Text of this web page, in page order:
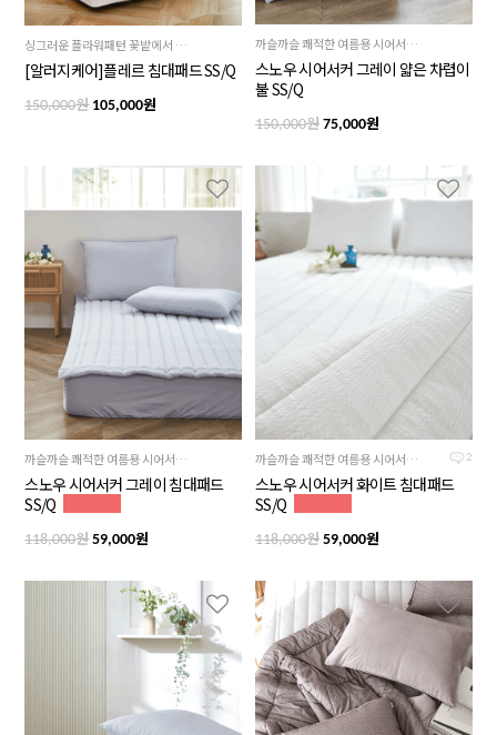
싱그러운 플라워패턴 꽃밭에서 숙면하세요!
[알러지케어]플레르 침대패드 SS/Q
150,000원105,000원
까슬까슬 쾌적한 여름용 시어서커원단, 차분하고 시크한 그레이컬러
스노우 시어서커 그레이 얇은 차렵이
불 SS/Q
150,000원 75,000원
까슬까슬 쾌적한 여름용 시어서커원단, 차분하고 시크한 그레이컬러
스노우 시어서커 그레이 침대패드
SS/Q
118,000원59,000원
2
까슬까슬 쾌적한 여름용 시어서커원단, 깔끔하고 단아한 화이트컬러
스노우 시어서커 화이트 침대패드
SS/Q
118,000원 59,000원